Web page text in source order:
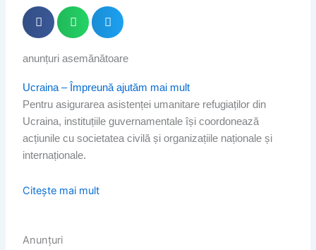
anunțuri asemănătoare
Ucraina – Împreună ajutăm mai mult
Pentru asigurarea asistenței umanitare refugiaților din
Ucraina, instituțiile guvernamentale își coordonează
acțiunile cu societatea civilă și organizațiile naționale și
internaționale.
Citește mai mult
Anunțuri
Page
Page
PagePage